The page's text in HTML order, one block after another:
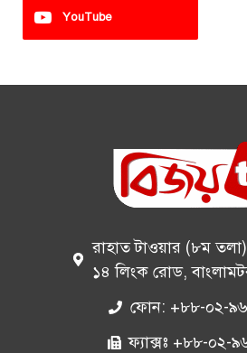
YouTube
রাহাত টাওয়ার (৮ম তলা)
১৪ লিংক রোড,
ফোন: +৮৮-০২-
ফ্যাক্সঃ +৮৮-০২-